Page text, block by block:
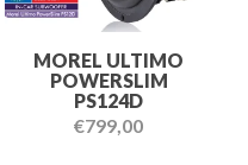
MOREL ULTIMO
POWERSLIM
PS124D
€799,00